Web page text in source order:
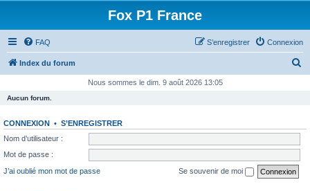
Fox P1 France
FAQ Connexion
S’enregistrer
Index du forum
e
Nous sommes le dim. 9 août 2026 13:05
Aucun forum.
CONNEXION • S’ENREGISTRER
Nom d’utilisateur :
Mot de passe :
J’ai oublié mon mot de passe
Se souvenir de moi